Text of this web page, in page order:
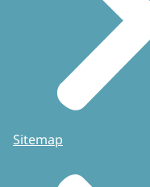
Sitemap